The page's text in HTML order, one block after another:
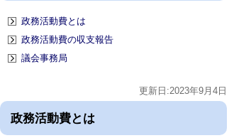
政務活動費とは
政務活動費の収支報告
議会事務局
更新日:2023年9月4日
政務活動費とは